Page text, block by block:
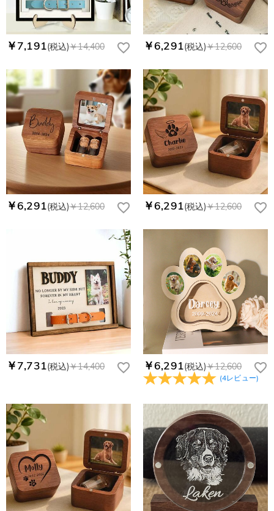
￥7,191(税込)￥14,400 ￥6,291(税込)￥12,600
￥6,291(税込)￥12,600 ￥6,291(税込)￥12,600
￥7,731(税込)￥14,400 ￥6,291(税込)￥12,600
(4レビュー)